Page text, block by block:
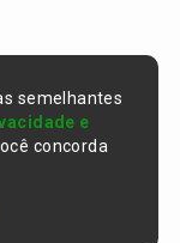
semelhantes
e
concorda